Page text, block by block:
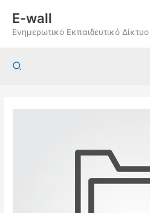
περιεχόμενο
E-wall
Ενημερωτικό Εκπαιδευτικό Δίκτυο
Αναζήτηση